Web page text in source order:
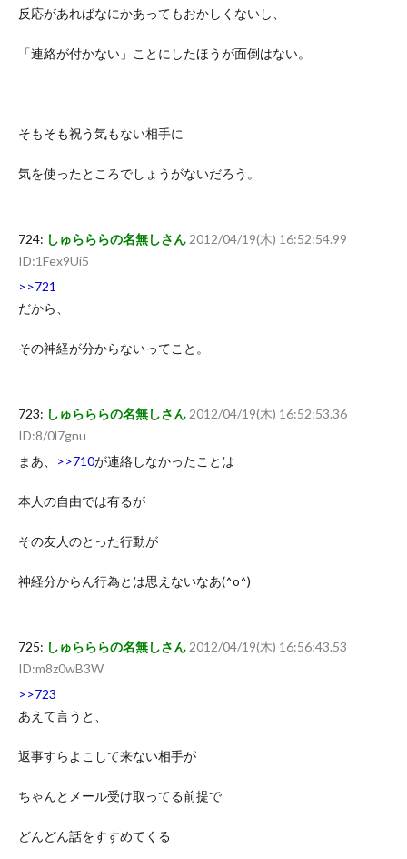
反応があればなにかあってもおかしくないし、
「連絡が付かない」ことにしたほうが面倒はない。
そもそも祝う気もない相手に
気を使ったところでしょうがないだろう。
724: しゅらららの名無しさん 2012/04/19(木) 16:52:54.99
ID:1Fex9Ui5
>>721
だから、
その神経が分からないってこと。
723: しゅらららの名無しさん 2012/04/19(木) 16:52:53.36
ID:8/0l7gnu
まあ、
>>710が連絡しなかったことは
本人の自由では有るが
その友人のとった行動が
神経分からん行為とは思えないなあ(^o^)
725: しゅらららの名無しさん 2012/04/19(木) 16:56:43.53
ID:m8z0wB3W
>>723
あえて言うと、
返事すらよこして来ない相手が
ちゃんとメール受け取ってる前提で
どんどん話をすすめてくる